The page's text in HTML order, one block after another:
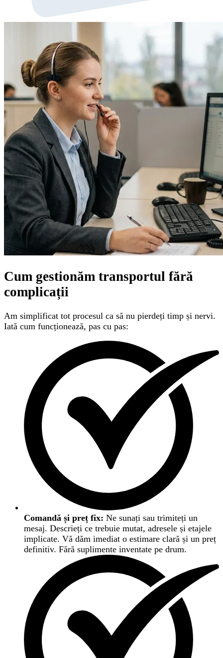
Cum gestionăm transportul fără
complicații
Am simplificat tot procesul ca să nu pierdeți timp și nervi.
Iată cum funcționează, pas cu pas:
Comandă și preț fix: Ne sunați sau trimiteți un
mesaj. Descrieți ce trebuie mutat, adresele și etajele
implicate. Vă dăm imediat o estimare clară și un preț
definitiv. Fără suplimente inventate pe drum.